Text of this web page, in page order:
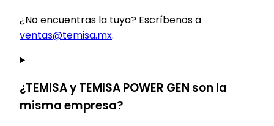
¿No encuentras la tuya? Escríbenos a
ventas@temisa.mx.
¿TEMISA y TEMISA POWER GEN son la
misma empresa?